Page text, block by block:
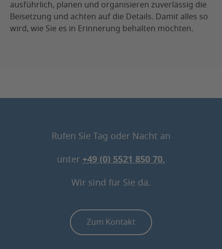
ausführlich, planen und organisieren zuverlässig die
Beisetzung und achten auf die Details. Damit alles so
wird, wie Sie es in Erinnerung behalten möchten.
Rufen Sie Tag oder Nacht an
unter +49 (0) 5521 850 70.
Wir sind für Sie da.
Zum Kontakt